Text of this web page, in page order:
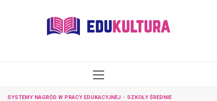
PRIMARY
SYSTEMY NAGRÓD W PRACY EDUKACYJNEJ SZKOŁY ŚREDNIE